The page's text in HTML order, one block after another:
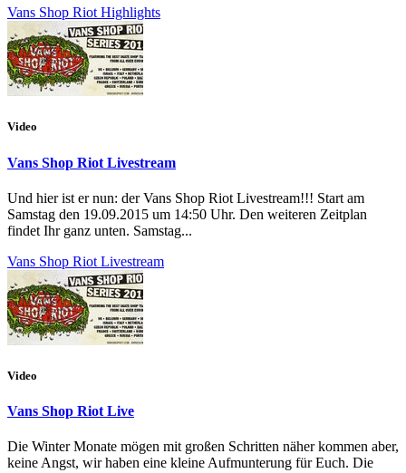
Vans Shop Riot Highlights
Video
Vans Shop Riot Livestream
Und hier ist er nun: der Vans Shop Riot Livestream!!! Start am
Samstag den 19.09.2015 um 14:50 Uhr. Den weiteren Zeitplan
findet Ihr ganz unten. Samstag...
Vans Shop Riot Livestream
Video
Vans Shop Riot Live
Die Winter Monate mögen mit großen Schritten näher kommen aber,
keine Angst, wir haben eine kleine Aufmunterung für Euch. Die